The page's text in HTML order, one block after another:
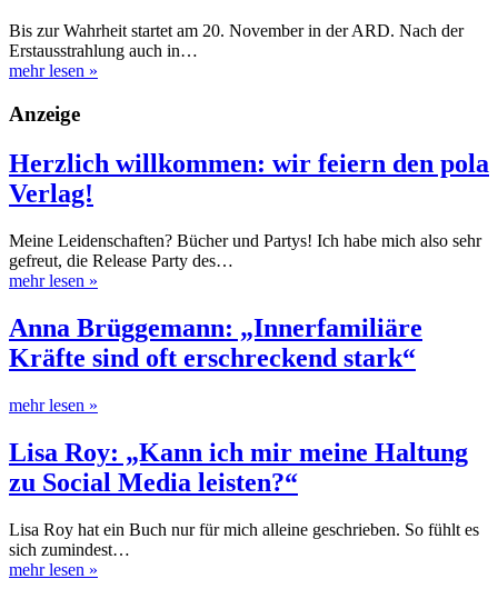
Bis zur Wahrheit startet am 20. November in der ARD. Nach der
Erstausstrahlung auch in…
mehr lesen »
Anzeige
Herzlich willkommen: wir feiern den pola
Verlag!
Meine Leidenschaften? Bücher und Partys! Ich habe mich also sehr
gefreut, die Release Party des…
mehr lesen »
Anna Brüggemann: „Innerfamiliäre
Kräfte sind oft erschreckend stark“
mehr lesen »
Lisa Roy: „Kann ich mir meine Haltung
zu Social Media leisten?“
Lisa Roy hat ein Buch nur für mich alleine geschrieben. So fühlt es
sich zumindest…
mehr lesen »